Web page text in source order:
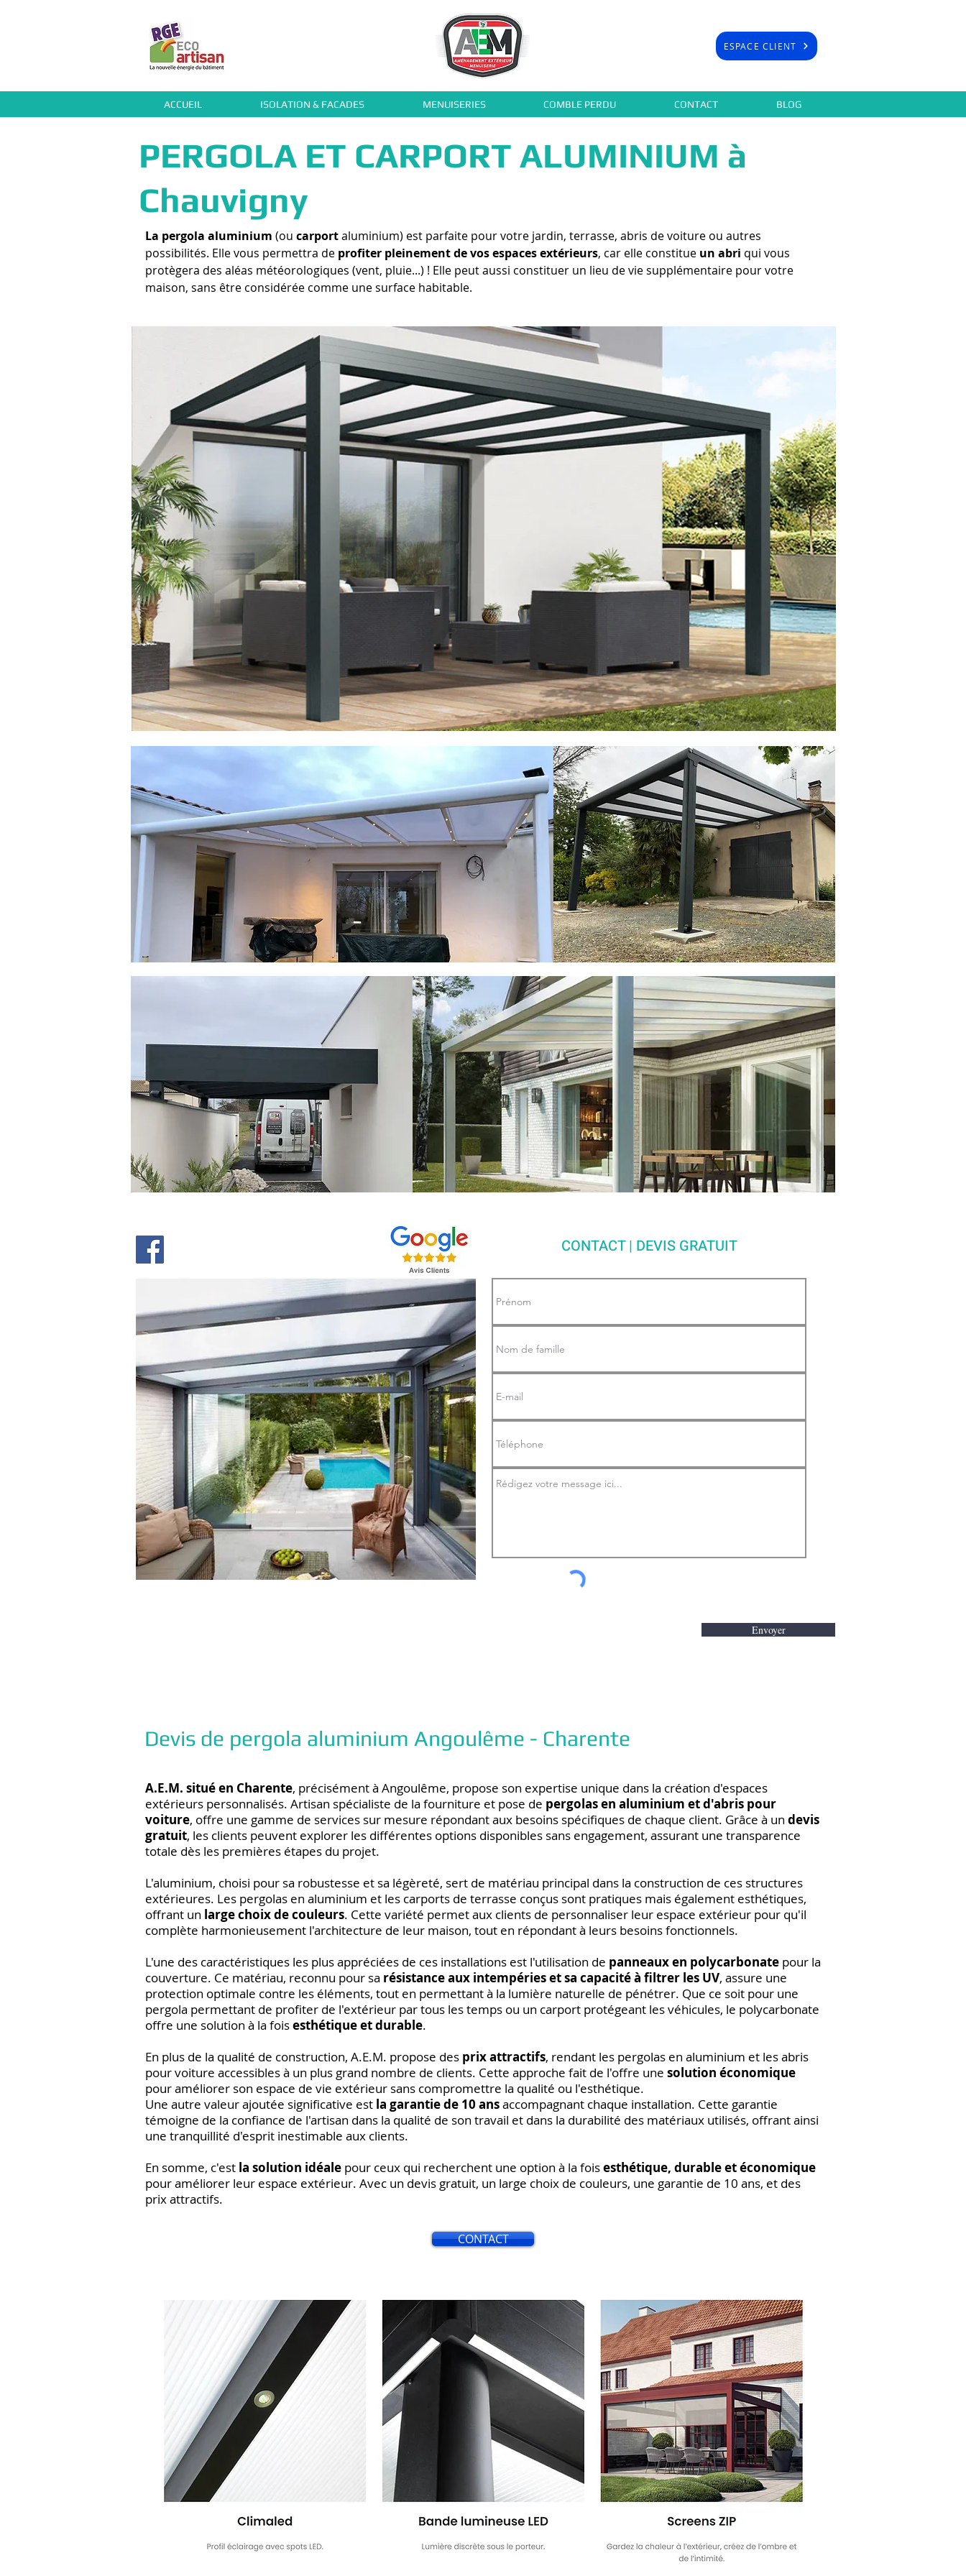
ESPACE CLIENT
ACCUEIL ISOLATION & FACADES MENUISERIES COMBLE PERDU CONTACT BLOG
PERGOLA ET CARPORT ALUMINIUM à
Chauvigny
La pergola aluminium (ou carportaluminium) est parfaite pour votre jardin, terrasse, abris de voiture ou autres
possibilités. Elle vous permettra de profiter pleinement de vos espaces extérieurs, car elle constitue un abri qui vous
protègera des aléas météorologiques (vent, pluie...) ! Elle peut aussi constituer un lieu de vie supplémentaire pour votre
maison, sans être considérée comme une surface habitable.
CONTACT | DEVIS GRATUIT
Envoyer
Devis de pergola aluminium Angoulême - Charente
A.E.M. situé en Charente, précisément à Angoulême, propose son expertise unique dans la création d'espaces
extérieurs personnalisés. Artisan spécialiste de la fourniture et pose de pergolas en aluminium et d'abris pour
voiture, offre une gamme de services sur mesure répondant aux besoins spécifiques de chaque client. Grâce à un devis
gratuit, les clients peuvent explorer les différentes options disponibles sans engagement, assurant une transparence
totale dès les premières étapes du projet.
L'aluminium, choisi pour sa robustesse et sa légèreté, sert de matériau principal dans la construction de ces structures
extérieures. Les pergolas en aluminium et les carports de terrasse conçus sont pratiques mais également esthétiques,
offrant un large choix de couleurs. Cette variété permet aux clients de personnaliser leur espace extérieur pour qu'il
complète harmonieusement l'architecture de leur maison, tout en répondant à leurs besoins fonctionnels.
L'une des caractéristiques les plus appréciées de ces installations est l'utilisation de panneaux en polycarbonate pour la
couverture. Ce matériau, reconnu pour sa résistance aux intempéries et sa capacité à filtrer les UV, assure une
protection optimale contre les éléments, tout en permettant à la lumière naturelle de pénétrer. Que ce soit pour une
pergola permettant de profiter de l'extérieur par tous les temps ou un carport protégeant les véhicules, le polycarbonate
offre une solution à la foisesthétique et durable.
En plus de la qualité de construction, A.E.M. propose des prix attractifs, rendant les pergolas en aluminium et les abris
pour voiture accessibles à un plus grand nombre de clients. Cette approche fait de l'offre une solution économique
pour améliorer son espace de vie extérieur sans compromettre la qualité ou l'esthétique.
Une autre valeur ajoutée significative est la garantie de 10 ansaccompagnant chaque installation. Cette garantie
témoigne de la confiance de l'artisan dans la qualité de son travail et dans la durabilité des matériaux utilisés, offrant ainsi
une tranquillité d'esprit inestimable aux clients.
En somme, c'est la solution idéale pour ceux qui recherchent une option à la foisesthétique, durable et économique
pour améliorer leur espace extérieur. Avec un devis gratuit, un large choix de couleurs, une garantie de 10 ans, et des
prix attractifs.
CONTACT